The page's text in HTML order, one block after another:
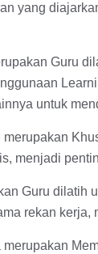
yang
Guru
untuk
menjadi
Guru dilatih
rekan